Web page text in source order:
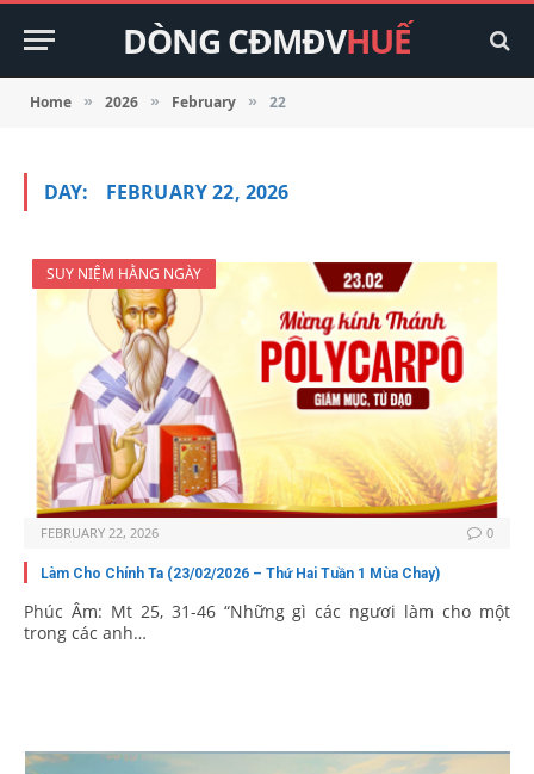
DÒNG CĐMĐVHUẾ
Home » 2026 » February » 22
DAY: FEBRUARY 22, 2026
SUY NIỆM HẰNG NGÀY
FEBRUARY 22, 2026 0
Làm Cho Chính Ta (23/02/2026 – Thứ Hai Tuần 1 Mùa Chay)
Phúc Âm: Mt 25, 31-46 “Những gì các ngươi làm cho một
trong các anh…